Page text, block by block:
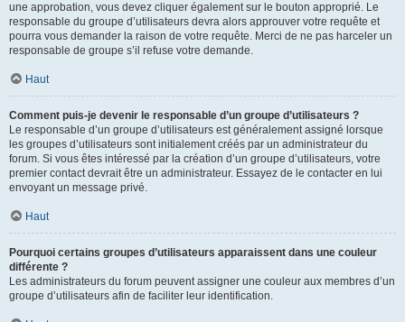
une approbation, vous devez cliquer également sur le bouton approprié. Le
responsable du groupe d’utilisateurs devra alors approuver votre requête et
pourra vous demander la raison de votre requête. Merci de ne pas harceler un
responsable de groupe s’il refuse votre demande.
Haut
Comment puis-je devenir le responsable d’un groupe d’utilisateurs ?
Le responsable d’un groupe d’utilisateurs est généralement assigné lorsque
les groupes d’utilisateurs sont initialement créés par un administrateur du
forum. Si vous êtes intéressé par la création d’un groupe d’utilisateurs, votre
premier contact devrait être un administrateur. Essayez de le contacter en lui
envoyant un message privé.
Haut
Pourquoi certains groupes d’utilisateurs apparaissent dans une couleur
différente ?
Les administrateurs du forum peuvent assigner une couleur aux membres d’un
groupe d’utilisateurs afin de faciliter leur identification.